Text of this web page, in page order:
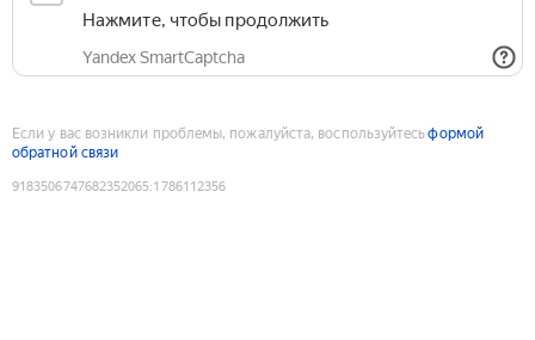
Нажмите, чтобы продолжить
Yandex SmartCaptcha
Если у вас возникли проблемы, пожалуйста, воспользуйтесьформой
обратной связи
9183506747682352065:1786112356